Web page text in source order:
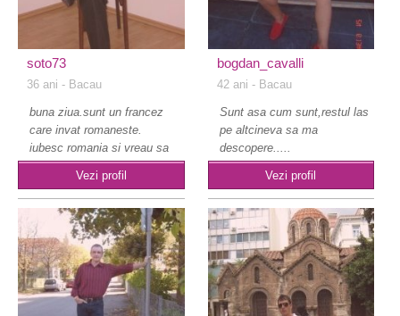
soto73
36 ani - Bacau
buna ziua.sunt un francez
care invat romaneste.
iubesc romania si vreau sa
vorbe..
Vezi profil
bogdan_cavalli
42 ani - Bacau
Sunt asa cum sunt,restul las
pe altcineva sa ma
descopere.....
Vezi profil